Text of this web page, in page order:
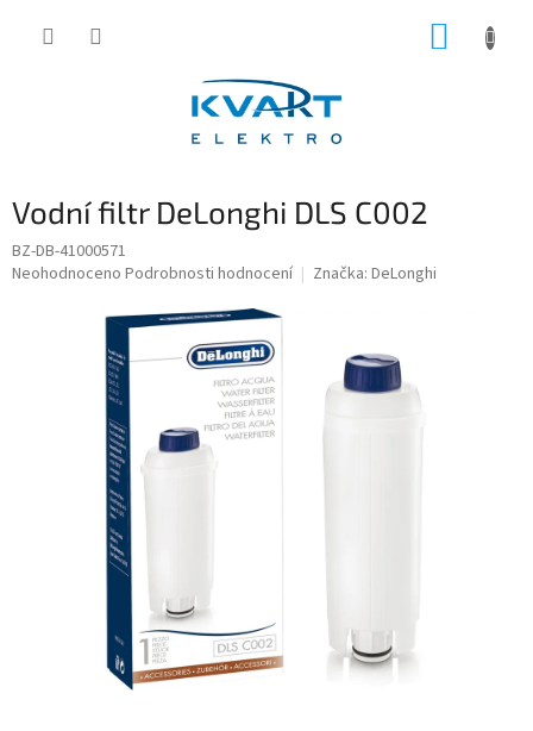
Vodní filtr DeLonghi DLS C002
BZ-DB-41000571
Průměrné
Neohodnoceno Podrobnosti hodnocení Značka: DeLonghi